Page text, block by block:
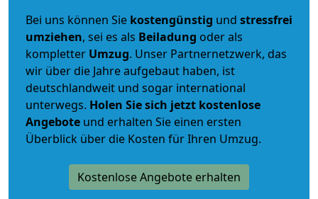
Bei uns können Sie kostengünstig und stressfrei
umziehen, sei es als Beiladung oder als
kompletter Umzug. Unser Partnernetzwerk, das
wir über die Jahre aufgebaut haben, ist
deutschlandweit und sogar international
unterwegs. Holen Sie sich jetzt kostenlose
Angebote und erhalten Sie einen ersten
Überblick über die Kosten für Ihren Umzug.
Kostenlose Angebote erhalten